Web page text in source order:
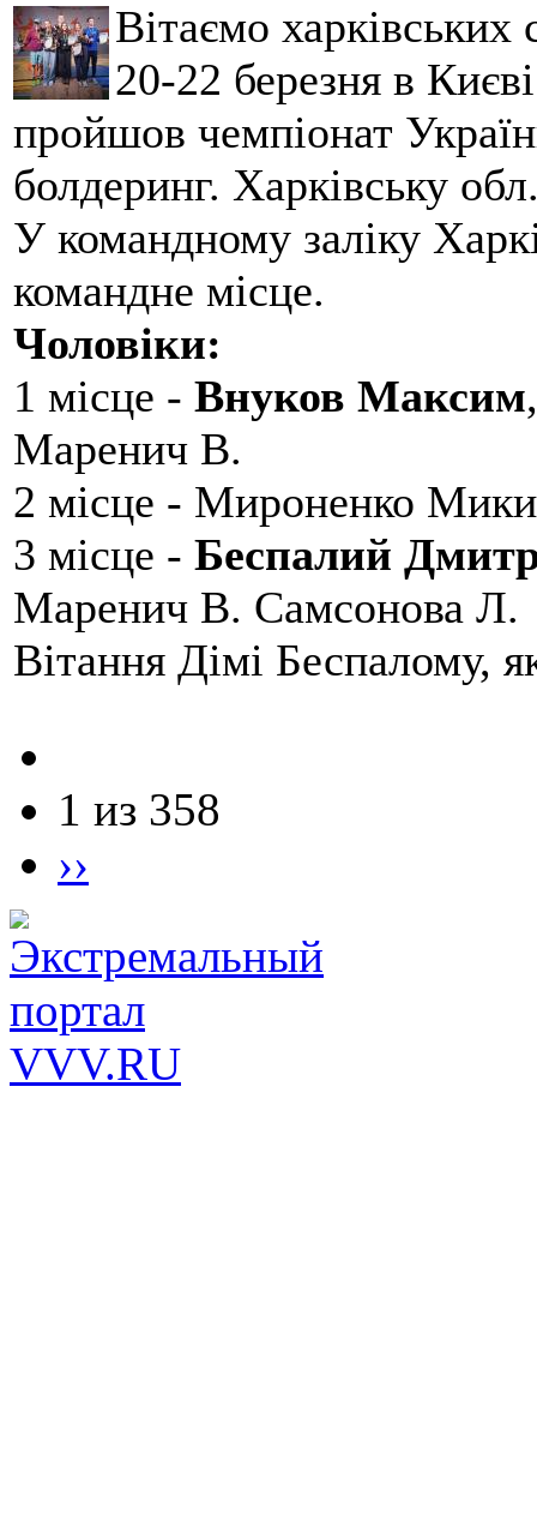
Вітаємо
20-22 березня в
пройшов чемпіонат
болдеринг. Харківську
У командному заліку
командне місце.
Чоловіки:
1 місце - Внуков Максим
Маренич В.
2 місце - Мироненко
3 місце - Беспалий
Маренич В. Самсонова Л.
Вітання Дімі Беспалому,
1 из 358
››